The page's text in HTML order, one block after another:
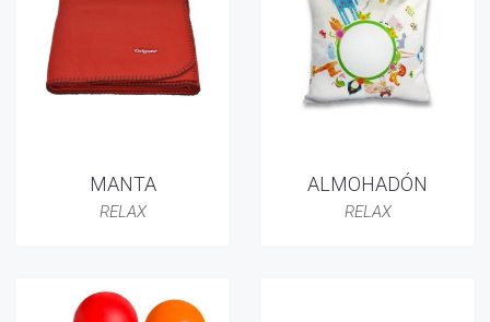
MANTA
RELAX
ALMOHADÓN
RELAX